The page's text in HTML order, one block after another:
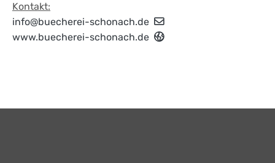
Kontakt:
info@buecherei-schonach.de
www.buecherei-schonach.de